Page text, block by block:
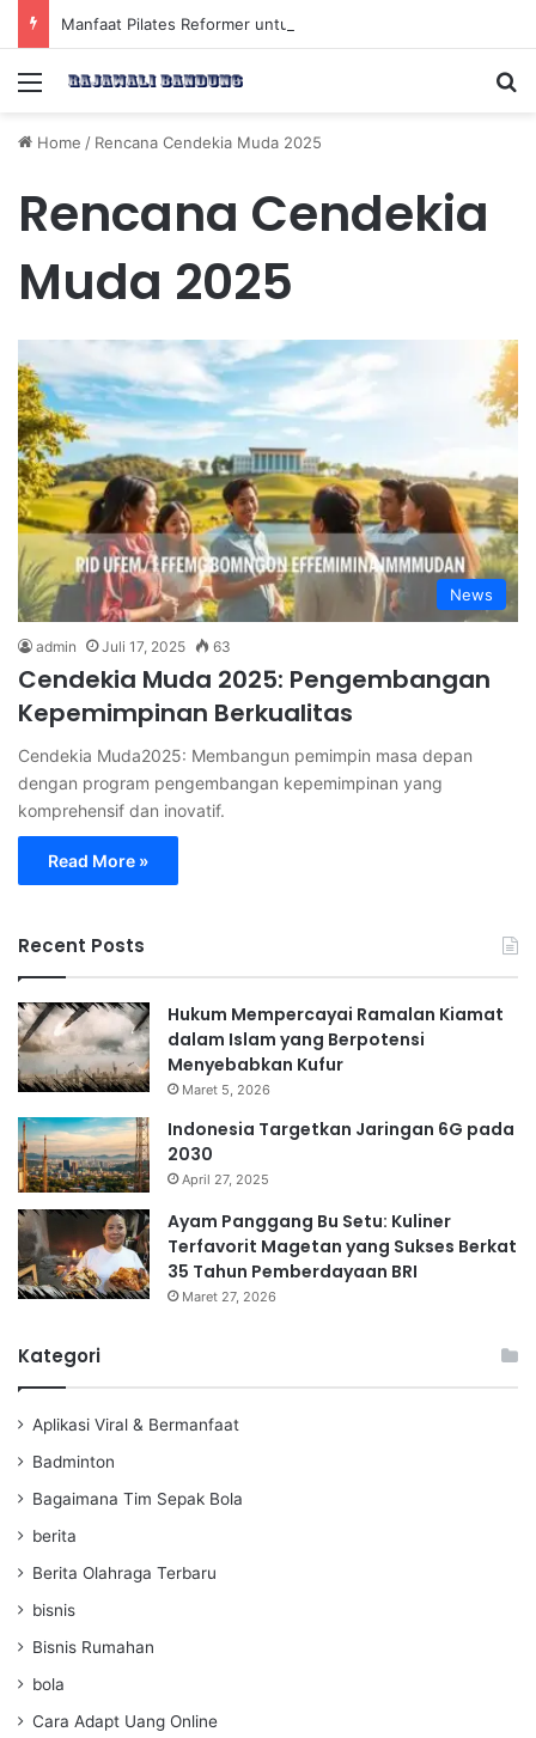
Menu
Home / Rencana Cendekia Muda 2025
Rencana Cendekia
Muda 2025
News
admin Juli 17, 2025 63
Cendekia Muda 2025: Pengembangan
Kepemimpinan Berkualitas
Cendekia Muda2025: Membangun pemimpin masa depan
dengan program pengembangan kepemimpinan yang
komprehensif dan inovatif.
Read More »
Recent Posts
Hukum Mempercayai Ramalan Kiamat
dalam Islam yang Berpotensi
Menyebabkan Kufur
Maret 5, 2026
Indonesia Targetkan Jaringan 6G pada
2030
April 27, 2025
Ayam Panggang Bu Setu: Kuliner
Terfavorit Magetan yang Sukses Berkat
35 Tahun Pemberdayaan BRI
Maret 27, 2026
Kategori
Aplikasi Viral & Bermanfaat
Badminton
Bagaimana Tim Sepak Bola
berita
Berita Olahraga Terbaru
bisnis
Bisnis Rumahan
bola
Cara Adapt Uang Online